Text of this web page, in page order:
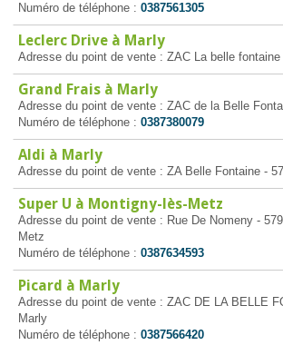
Numéro de téléphone : 0387561305
Leclerc Drive à Marly
Adresse du point de vente : ZAC La belle
Grand Frais à Marly
Adresse du point de vente : ZAC de la Belle
Numéro de téléphone : 0387380079
Aldi à Marly
Adresse du point de vente : ZA Belle Fontaine -
Super U à Montigny-lès-Metz
Adresse du point de vente : Rue De Nomeny -
Metz
Numéro de téléphone : 0387634593
Picard à Marly
Adresse du point de vente : ZAC DE LA BELLE
Marly
Numéro de téléphone : 0387566420